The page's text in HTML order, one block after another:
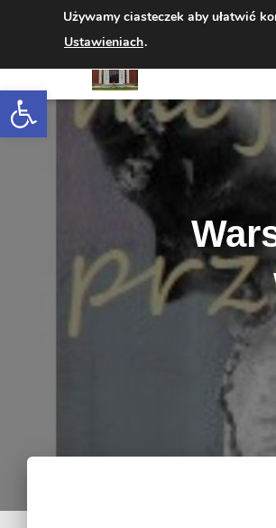
Open toolbar
Używamy ciasteczek aby ułatwić
Ustawieniach.